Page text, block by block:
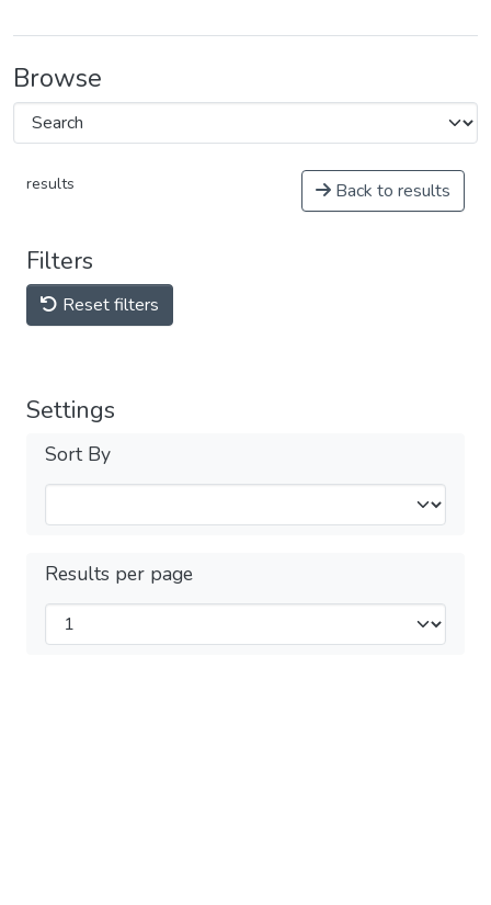
Browse
results Back to results
Filters
Reset filters
Settings
Sort By
Results per page